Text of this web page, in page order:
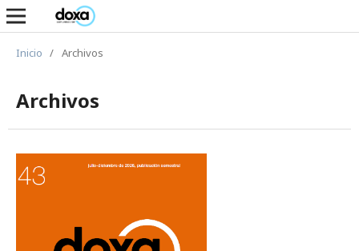
Inicio / Archivos
Archivos